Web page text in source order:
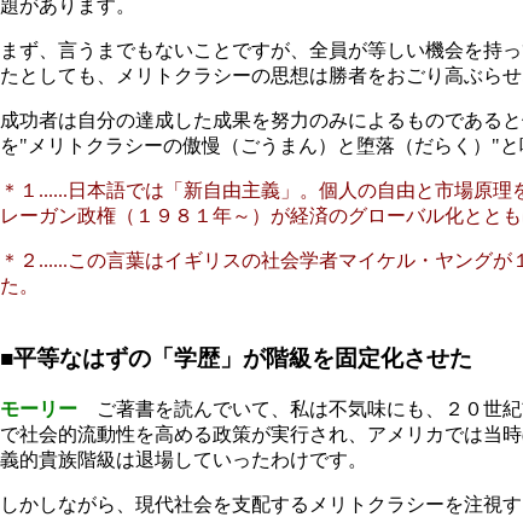
題があります。
まず、言うまでもないことですが、全員が等しい機会を持
たとしても、メリトクラシーの思想は勝者をおごり高ぶら
成功者は自分の達成した成果を努力のみによるものである
を"メリトクラシーの傲慢（ごうまん）と堕落（だらく） "
＊１......日本語では「新自由主義」。個人の自由と市場原
レーガン政権（１９８１年～）が経済のグローバル化ととも
＊２......この言葉はイギリスの社会学者マイケル・ヤング
た。
■平等なはずの「学歴」が階級を固定化させた
モーリー ご著書を読んでいて、私は不気味にも、２０世
で社会的流動性を高める政策が実行され、アメリカでは当
義的貴族階級は退場していったわけです。
しかしながら、現代社会を支配するメリトクラシーを注視